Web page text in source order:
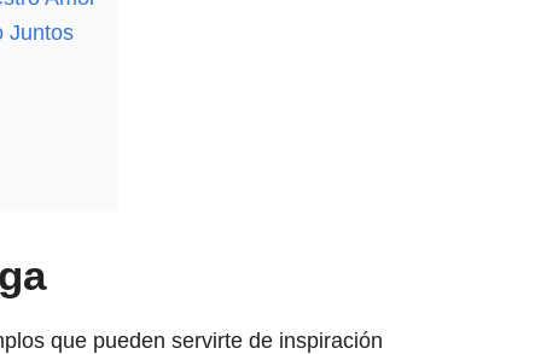
el Corazón]
Más Íntimos]
Juntos
que pueden servirte de inspiración